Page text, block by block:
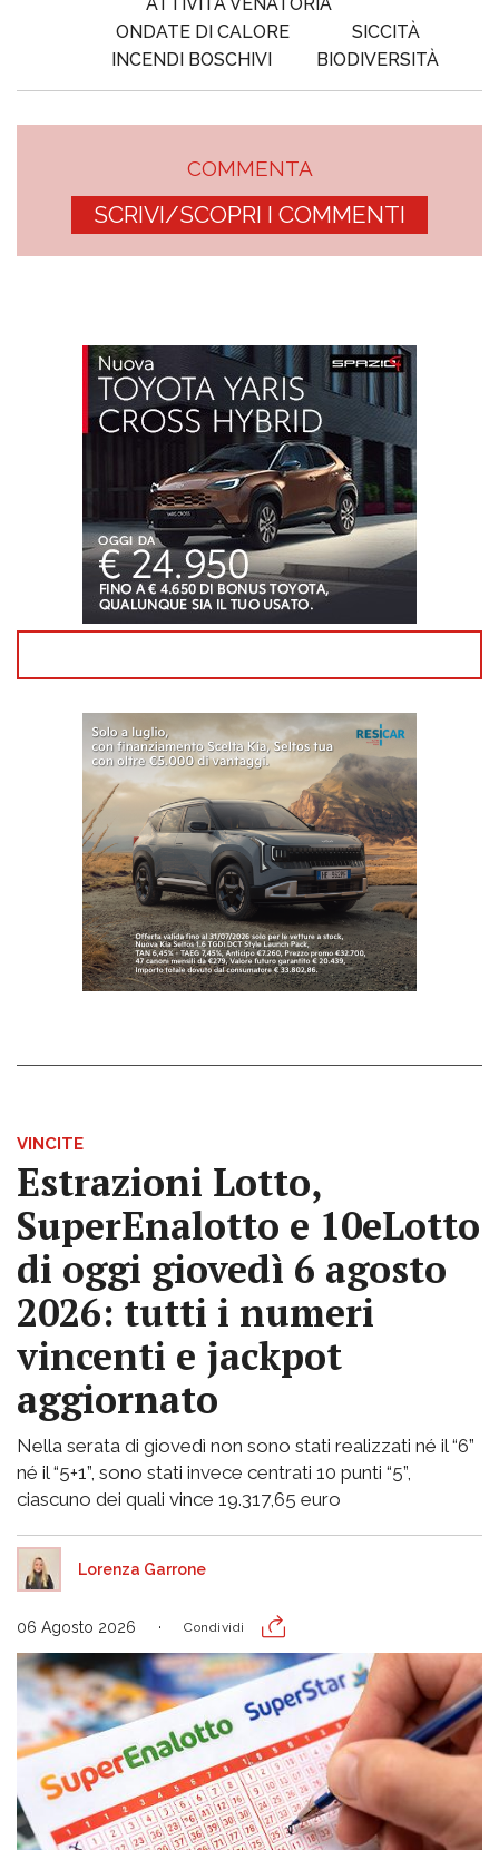
ATTIVITÀ VENATORIA
ONDATE DI CALORE
SICCITÀ
INCENDI BOSCHIVI
BIODIVERSITÀ
COMMENTA
SCRIVI/SCOPRI I COMMENTI
VINCITE
Estrazioni Lotto,
SuperEnalotto e 10eLotto
di oggi giovedì 6 agosto
2026: tutti i numeri
vincenti e jackpot
aggiornato
Nella serata di giovedì non sono stati realizzati né il “6”
né il “5+1”, sono stati invece centrati 10 punti “5”,
ciascuno dei quali vince 19.317,65 euro
Lorenza Garrone
06 Agosto 2026 Condividi